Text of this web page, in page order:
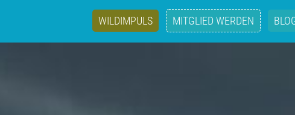
WILDIMPULS MITGLIED WERDEN